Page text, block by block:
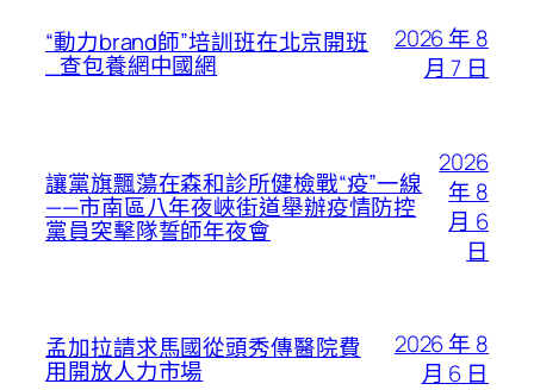
“動力brand師”培訓班在北京開班
_查包養網中國網
2026 年 8
月 7 日
讓黨旗飄蕩在森和診所健檢戰“疫”一線
——市南區八年夜峽街道舉辦疫情防控
黨員突擊隊誓師年夜會
2026
年 8
月 6
日
孟加拉請求馬國從頭秀傳醫院費
用開放人力市場
2026 年 8
月 6 日